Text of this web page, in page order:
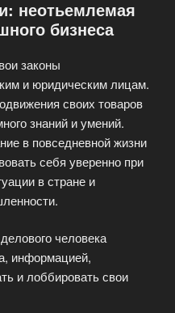
неотьемлемая
бизнеса
законы
и юридическим лицам.
своих товаров
знаний и умений.
в повседневной жизни
себя уверенно при
в стране и
человека
информацией,
и лоббировать свои